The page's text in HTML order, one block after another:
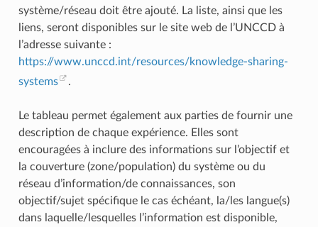
système/réseau doit être ajouté. La liste, ainsi que les
liens, seront disponibles sur le site web de l’UNCCD à
l’adresse suivante :
https://www.unccd.int/resources/knowledge-sharing-
systems
.
Le tableau permet également aux parties de fournir une
description de chaque expérience. Elles sont
encouragées à inclure des informations sur l’objectif et
la couverture (zone/population) du système ou du
réseau d’information/de connaissances, son
objectif/sujet spécifique le cas échéant, la/les langue(s)
dans laquelle/lesquelles l’information est disponible,